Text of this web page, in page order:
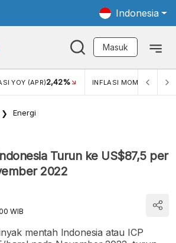
Indonesia
Masuk
YOY (APR)2,42% INFLASI MOM (MAR)
Energi
Turun ke US$87,5 per
2022
WIB
mentah Indonesia atau ICP